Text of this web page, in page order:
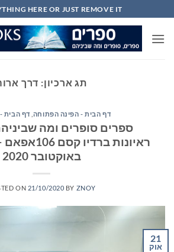
to
content
HERE OR JUST REMOVE IT...
תג ארכיון: דרך
דף הבית - הפינה הפתוחה דף הבית
ספרים סופרים ומה
באוקטובר 2020
ON 21/10/2020 BY ZNOY
21
אוק